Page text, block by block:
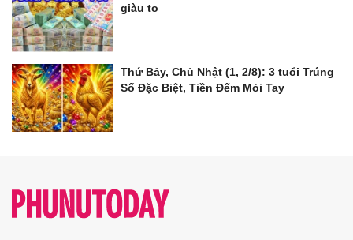
giàu to
Thứ Bảy, Chủ Nhật (1, 2/8): 3 tuổi Trúng
Số Đặc Biệt, Tiền Đếm Mỏi Tay